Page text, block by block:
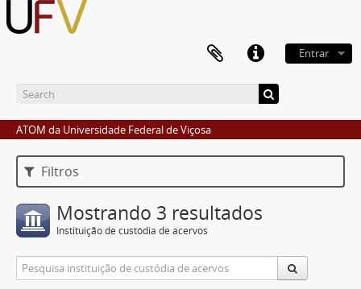
Entrar
ATOM da Universidade Federal de Viçosa
Filtros
Mostrando 3 resultados
Instituição de custódia de acervos